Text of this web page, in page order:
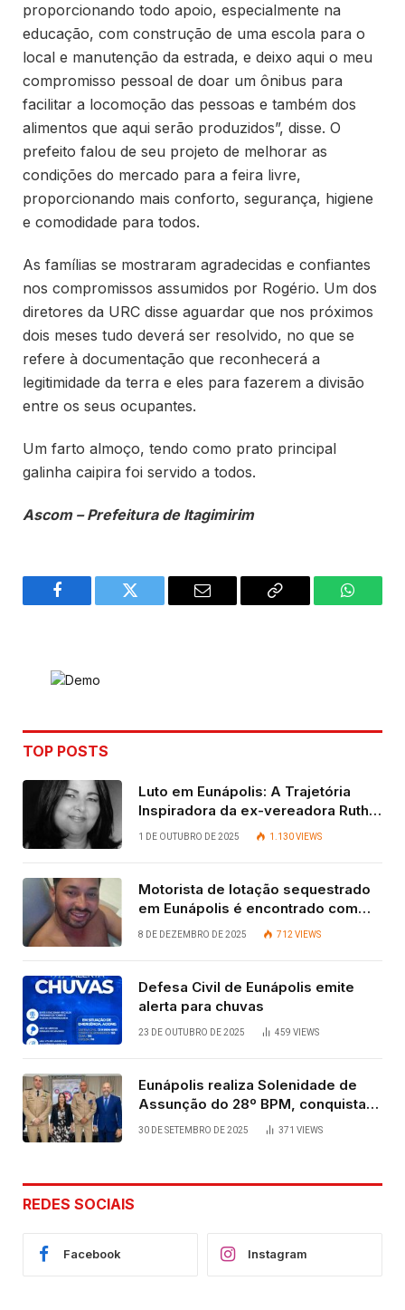
proporcionando todo apoio, especialmente na
educação, com construção de uma escola para o
local e manutenção da estrada, e deixo aqui o meu
compromisso pessoal de doar um ônibus para
facilitar a locomoção das pessoas e também dos
alimentos que aqui serão produzidos”, disse. O
prefeito falou de seu projeto de melhorar as
condições do mercado para a feira livre,
proporcionando mais conforto, segurança, higiene
e comodidade para todos.
As famílias se mostraram agradecidas e confiantes
nos compromissos assumidos por Rogério. Um dos
diretores da URC disse aguardar que nos próximos
dois meses tudo deverá ser resolvido, no que se
refere à documentação que reconhecerá a
legitimidade da terra e eles para fazerem a divisão
entre os seus ocupantes.
Um farto almoço, tendo como prato principal
galinha caipira foi servido a todos.
Ascom – Prefeitura de Itagimirim
Facebook Twitter Email
Copy
TOP POSTS
Luto em Eunápolis: A Trajetória
Inspiradora da ex-vereadora Ruth
Contadora
1 DE OUTUBRO DE 2025 1.130VIEWS
Motorista de lotação sequestrado
em Eunápolis é encontrado com
vida após quatro dias.
8 DE DEZEMBRO DE 2025 712 VIEWS
Defesa Civil de Eunápolis emite
alerta para chuvas
23 DE OUTUBRO DE 2025 459 VIEWS
Eunápolis realiza Solenidade de
Assunção do 28º BPM, conquista
viabilizada por articulação política
30 DE SETEMBRO DE 2025 371 VIEWS
REDES SOCIAIS
Facebook Instagram